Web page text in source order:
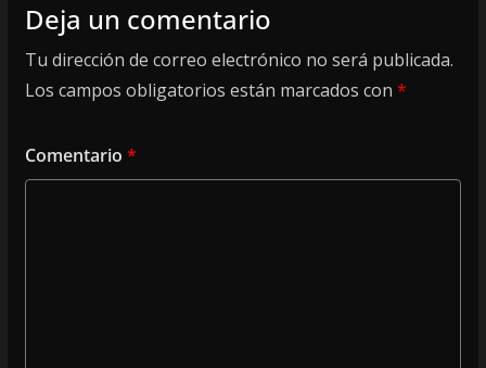
Deja un comentario
Tu dirección de correo electrónico no será publicada.
Los campos obligatorios están marcados con *
Comentario *